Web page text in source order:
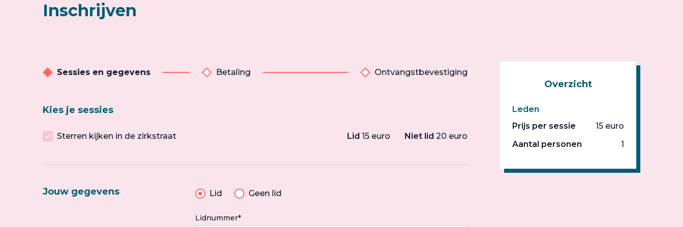
Inschrijven
Sessies en gegevens Betaling Ontvangstbevestiging
Kies je sessies
Sterren kijken in de zirkstraat Lid 15 euro Niet lid 20 euro
Jouw gegevens Lid Geen lid
Lidnummer*
Overzicht
Leden
Prijs per sessie
15 euro
Aantal personen
1